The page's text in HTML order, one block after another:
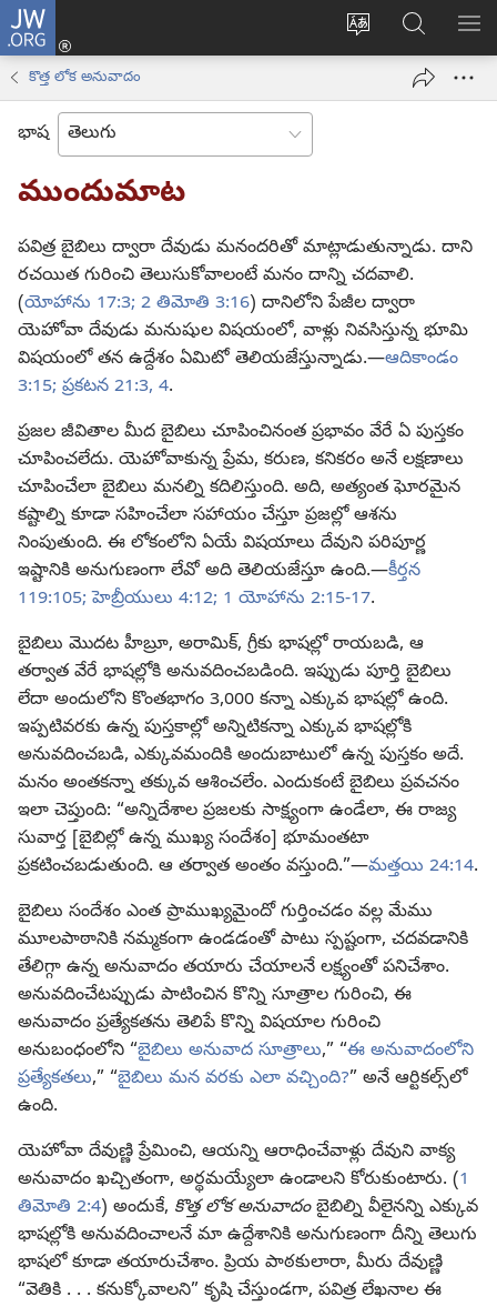
JW.ORG
సైట్
మార్చండి
లాగిన్
(కొత్త
ఓపెన్‌
JW.ORGలో
వెదకండి
కొత్త లోక అనువాదం
భాష
ముందుమాట
పవిత్ర బైబిలు ద్వారా దేవుడు మనందరితో మాట్లాడుతున్నాడు. దాని
రచయిత గురించి తెలుసుకోవాలంటే మనం దాన్ని చదవాలి.
(యోహాను 17:3; 2 తిమోతి 3:16) దానిలోని పేజీల ద్వారా
యెహోవా దేవుడు మనుషుల విషయంలో, వాళ్లు నివసిస్తున్న భూమి
విషయంలో తన ఉద్దేశం ఏమిటో తెలియజేస్తున్నాడు.—ఆదికాండం
3:15; ప్రకటన 21:3, 4.
ప్రజల జీవితాల మీద బైబిలు చూపించినంత ప్రభావం వేరే ఏ పుస్తకం
చూపించలేదు. యెహోవాకున్న ప్రేమ, కరుణ, కనికరం అనే లక్షణాలు
చూపించేలా బైబిలు మనల్ని కదిలిస్తుంది. అది, అత్యంత ఘోరమైన
కష్టాల్ని కూడా సహించేలా సహాయం చేస్తూ ప్రజల్లో ఆశను
నింపుతుంది. ఈ లోకంలోని ఏయే విషయాలు దేవుని పరిపూర్ణ
ఇష్టానికి అనుగుణంగా లేవో అది తెలియజేస్తూ ఉంది.—కీర్తన
119:105; హెబ్రీయులు 4:12; 1 యోహాను 2:15-17.
బైబిలు మొదట హీబ్రూ, అరామిక్‌, గ్రీకు భాషల్లో రాయబడి, ఆ
తర్వాత వేరే భాషల్లోకి అనువదించబడింది. ఇప్పుడు పూర్తి బైబిలు
లేదా అందులోని కొంతభాగం 3,000 కన్నా ఎక్కువ భాషల్లో ఉంది.
ఇప్పటివరకు ఉన్న పుస్తకాల్లో అన్నిటికన్నా ఎక్కువ భాషల్లోకి
అనువదించబడి, ఎక్కువమందికి అందుబాటులో ఉన్న పుస్తకం అదే.
మనం అంతకన్నా తక్కువ ఆశించలేం. ఎందుకంటే బైబిలు ప్రవచనం
ఇలా చెప్తుంది: “అన్నిదేశాల ప్రజలకు సాక్ష్యంగా ఉండేలా, ఈ రాజ్య
సువార్త [బైబిల్లో ఉన్న ముఖ్య సందేశం] భూమంతటా
ప్రకటించబడుతుంది. ఆ తర్వాత అంతం వస్తుంది.”—మత్తయి 24:14.
బైబిలు సందేశం ఎంత ప్రాముఖ్యమైందో గుర్తించడం వల్ల మేము
మూలపాఠానికి నమ్మకంగా ఉండడంతో పాటు స్పష్టంగా, చదవడానికి
తేలిగ్గా ఉన్న అనువాదం తయారు చేయాలనే లక్ష్యంతో పనిచేశాం.
అనువదించేటప్పుడు పాటించిన కొన్ని సూత్రాల గురించి, ఈ
అనువాదం ప్రత్యేకతను తెలిపే కొన్ని విషయాల గురించి
అనుబంధంలోని “బైబిలు అనువాద సూత్రాలు,” “ఈ అనువాదంలోని
ప్రత్యేకతలు,” “బైబిలు మన వరకు ఎలా వచ్చింది?” అనే ఆర్టికల్స్‌లో
ఉంది.
యెహోవా దేవుణ్ణి ప్రేమించి, ఆయన్ని ఆరాధించేవాళ్లు దేవుని వాక్య
అనువాదం ఖచ్చితంగా, అర్థమయ్యేలా ఉండాలని కోరుకుంటారు. (1
తిమోతి 2:4) అందుకే, కొత్త లోక అనువాదంబైబిల్ని వీలైనన్ని ఎక్కువ
భాషల్లోకి అనువదించాలనే మా ఉద్దేశానికి అనుగుణంగా దీన్ని తెలుగు
భాషలో కూడా తయారుచేశాం. ప్రియ పాఠకులారా, మీరు దేవుణ్ణి
“వెతికి . . . కనుక్కోవాలని” కృషి చేస్తుండగా, పవిత్ర లేఖనాల ఈ